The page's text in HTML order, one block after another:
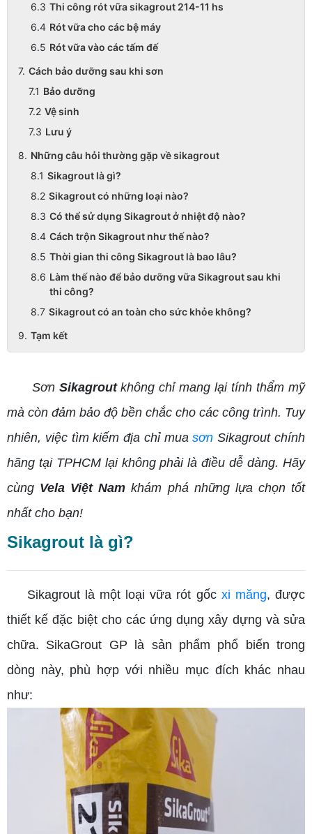
Thi công rót vữa sikagrout 214-11 hs
Rót vữa cho các bệ máy
Rót vữa vào các tấm đế
Cách bảo dưỡng sau khi sơn
Bảo dưỡng
Vệ sinh
Lưu ý
Những câu hỏi thường gặp về sikagrout
Sikagrout là gì?
Sikagrout có những loại nào?
Có thể sử dụng Sikagrout ở nhiệt độ nào?
Cách trộn Sikagrout như thế nào?
Thời gian thi công Sikagrout là bao lâu?
Làm thế nào để bảo dưỡng vữa Sikagrout sau khi
thi công?
Sikagrout có an toàn cho sức khỏe không?
Tạm kết
Sơn Sikagroutkhông chỉ mang lại tính thẩm mỹ
mà còn đảm bảo độ bền chắc cho các công trình. Tuy
nhiên, việc tìm kiếm địa chỉ muasơn Sikagrout chính
hãng tại TPHCM lại không phải là điều dễ dàng. Hãy
cùng Vela Việt Nam khám phá những lựa chọn tốt
nhất cho bạn!
Sikagrout là gì?
Sikagrout là một loại vữa rót gốc xi măng, được
thiết kế đặc biệt cho các ứng dụng xây dựng và sửa
chữa. SikaGrout GP là sản phẩm phổ biến trong
dòng này, phù hợp với nhiều mục đích khác nhau
như: